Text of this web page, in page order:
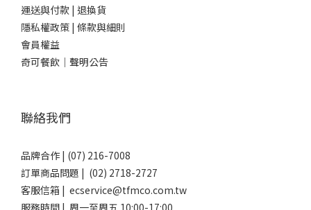
運送與付款 | 退換貨
隱私權政策 | 條款與細則
會員權益
奇可餐飲｜聲明公告
聯絡我們
品牌合作 | (07) 216-7008
訂單商品問題 | (02) 2718-2727
客服信箱 | ecservice@tfmco.com.tw
服務時間 | 周一至周五 10:00-17:00